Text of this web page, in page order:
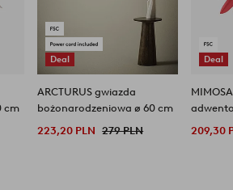
cm
Deal
ARCTURUS gwiazda
bożonarodzeniowa ø 60 cm
223,20 PLN
279 PLN
Deal
209,30